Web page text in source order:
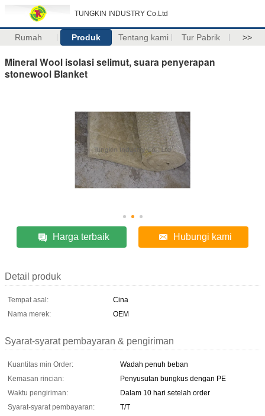
TUNGKIN INDUSTRY Co.Ltd
Rumah Produk Tentang kami Tur Pabrik >>
Mineral Wool isolasi selimut, suara penyerapan
stonewool Blanket
Harga terbaik Hubungi kami
Detail produk
Tempat asal:
Cina
Nama merek:
OEM
Syarat-syarat pembayaran & pengiriman
Kuantitas min Order:
Wadah penuh beban
Kemasan rincian:
Penyusutan bungkus dengan PE
Waktu pengiriman:
Dalam 10 hari setelah order
Syarat-syarat pembayaran:
T/T